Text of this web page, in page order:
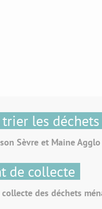
les déchets
Sèvre et Maine Agglo
de collecte
des déchets